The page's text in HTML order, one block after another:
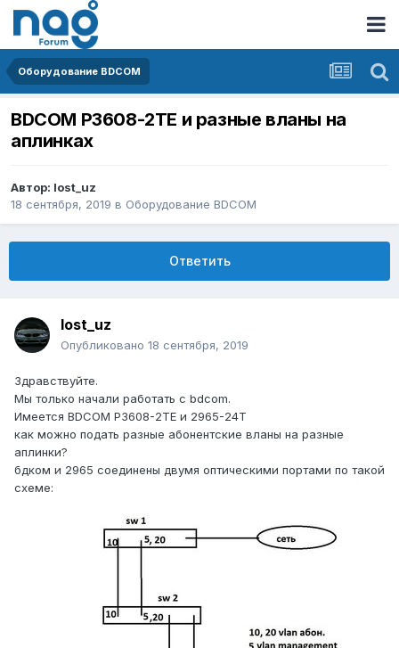
Оборудование BDCOM
BDCOM P3608-2TE и разные вланы на
аплинках
Автор: lost_uz
18 сентября, 2019 в Оборудование BDCOM
Ответить
lost_uz
Опубликовано 18 сентября, 2019
Здравствуйте.
Мы только начали работать с bdcom.
Имеется BDCOM P3608-2TE и 2965-24Т
как можно подать разные абонентские вланы на разные
аплинки?
бдком и 2965 соединены двумя оптическими портами по такой
схеме: